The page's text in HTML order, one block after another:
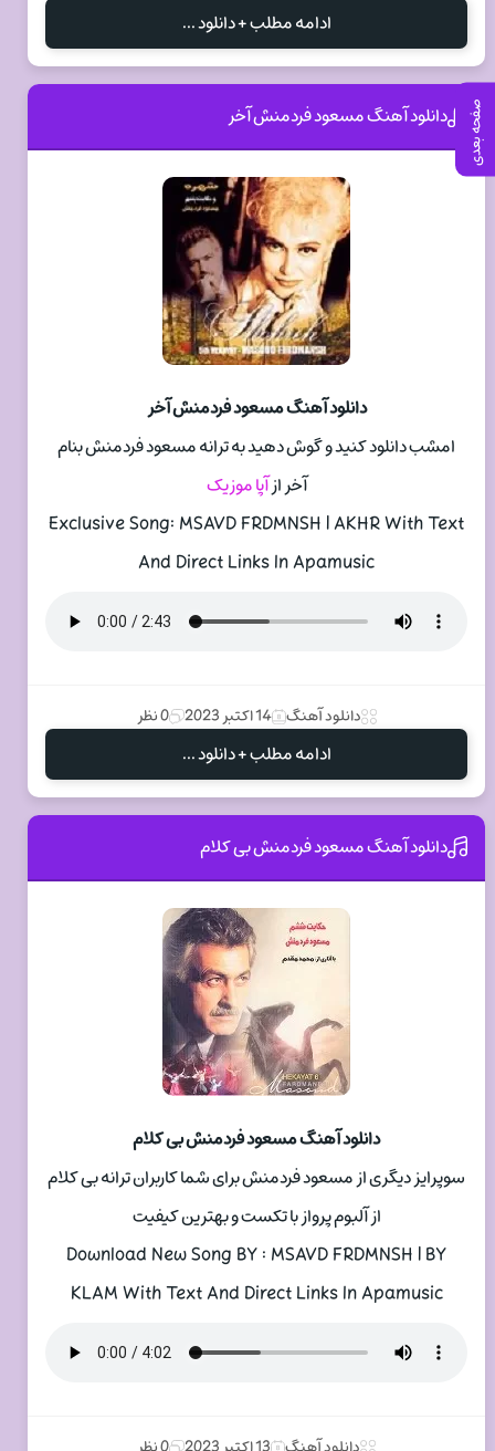
ادامه مطلب + دانلود ...
دانلود آهنگ مسعود فردمنش آخر
دانلود آهنگ مسعود فردمنش آخر
امشب دانلود کنید و گوش دهید به ترانه مسعود فردمنش بنام
آخر ازآپا موزیک
Exclusive Song: MSAVD FRDMNSH | AKHR With Text
And Direct Links In Apamusic
دانلود آهنگ 14 اکتبر 2023 0 نظر
ادامه مطلب + دانلود ...
دانلود آهنگ مسعود فردمنش بی کلام
دانلود آهنگ مسعود فردمنش بی کلام
سوپرایز دیگری از مسعود فردمنش برای شما کاربران ترانه بی کلام
از آلبوم پرواز با تکست و بهترین کیفیت
Download New Song BY : MSAVD FRDMNSH | BY
KLAM With Text And Direct Links In Apamusic
صفحه بعدی